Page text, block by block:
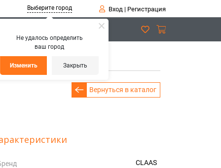
Не удалось определить
ваш город
Изменить Закрыть
Выберите город Вход| Регистрация
Вернуться в каталог
CLAAS